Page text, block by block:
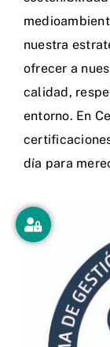
nuestra
ofrecer a
calidad,
entorno. En
día para